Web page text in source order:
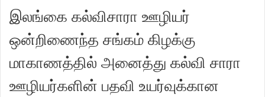
இலங்கை கல்விசாரா ஊழியர்
ஒன்றிணைந்த சங்கம் கிழக்கு
மாகாணத்தில் அனைத்து கல்வி சாரா
ஊழியர்களின் பதவி உயர்வுக்கான